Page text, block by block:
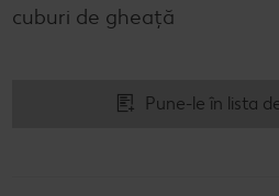
cuburi de gheaţă
Pune-le în lista